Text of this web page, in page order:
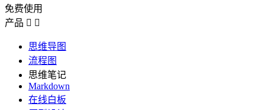
免费使用
产品  
思维导图
流程图
思维笔记
Markdown
在线白板